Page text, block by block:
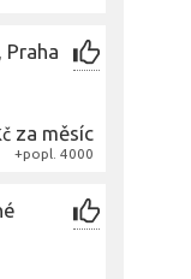
Praha
za měsíc
+popl. 4000